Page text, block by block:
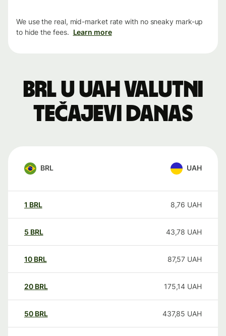
We use the real, mid-market rate with no sneaky mark-up
to hide the fees. Learn more
BRL u UAH valutni
tečajevi danas
BRL UAH
1 BRL 8,76 UAH
5 BRL 43,78 UAH
10 BRL 87,57 UAH
20 BRL 175,14 UAH
50 BRL 437,85 UAH